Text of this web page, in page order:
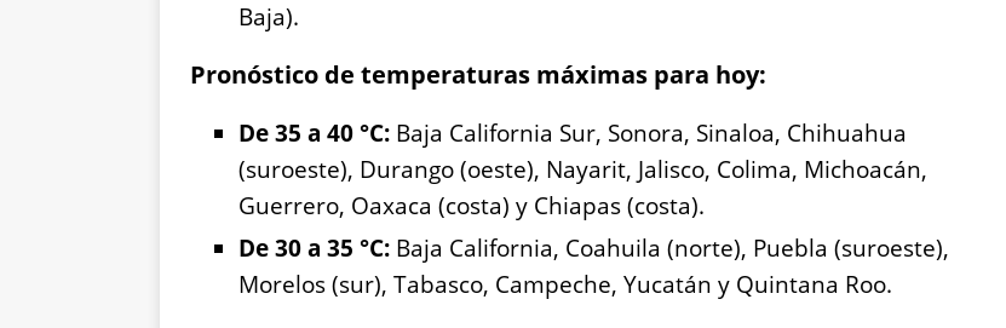
Baja).
Pronóstico de temperaturas máximas para hoy:
De 35 a 40 °C: Baja California Sur, Sonora, Sinaloa, Chihuahua
(suroeste), Durango (oeste), Nayarit, Jalisco, Colima, Michoacán,
Guerrero, Oaxaca (costa) y Chiapas (costa).
De 30 a 35 °C: Baja California, Coahuila (norte), Puebla (suroeste),
Morelos (sur), Tabasco, Campeche, Yucatán y Quintana Roo.